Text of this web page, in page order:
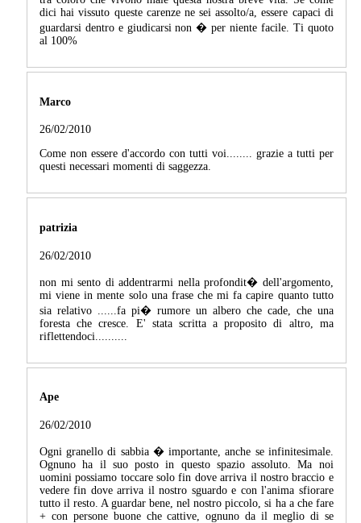
dici hai vissuto queste carenze ne sei assolto/a, essere capaci di
guardarsi dentro e giudicarsi non � per niente facile. Ti quoto
al 100%
Marco
26/02/2010
Come non essere d'accordo con tutti voi........ grazie a tutti per
questi necessari momenti di saggezza.
patrizia
26/02/2010
non mi sento di addentrarmi nella profondit� dell'argomento,
mi viene in mente solo una frase che mi fa capire quanto tutto
sia relativo ......fa pi� rumore un albero che cade, che una
foresta che cresce. E' stata scritta a proposito di altro, ma
riflettendoci..........
Ape
26/02/2010
Ogni granello di sabbia � importante, anche se infinitesimale.
Ognuno ha il suo posto in questo spazio assoluto. Ma noi
uomini possiamo toccare solo fin dove arriva il nostro braccio e
vedere fin dove arriva il nostro sguardo e con l'anima sfiorare
tutto il resto. A guardar bene, nel nostro piccolo, si ha a che fare
+ con persone buone che cattive, ognuno da il meglio di se